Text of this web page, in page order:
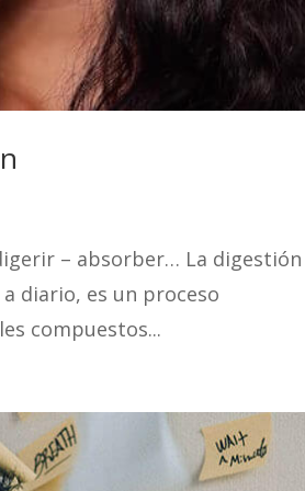
– absorber… La
diario, es un proceso
compuestos...